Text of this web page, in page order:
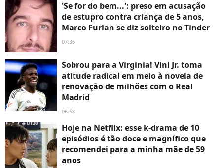
'Se for do bem...': preso em acusação
de estupro contra criança de 5 anos,
Marco Furlan se diz solteiro no Tinder
07:36
Sobrou para a Virginia! Vini Jr. toma
atitude radical em meio à novela de
renovação de milhões com o Real
Madrid
06:58
Hoje na Netflix: esse k-drama de 10
episódios é tão doce e magnífico que
recomendei para a minha mãe de 59
anos